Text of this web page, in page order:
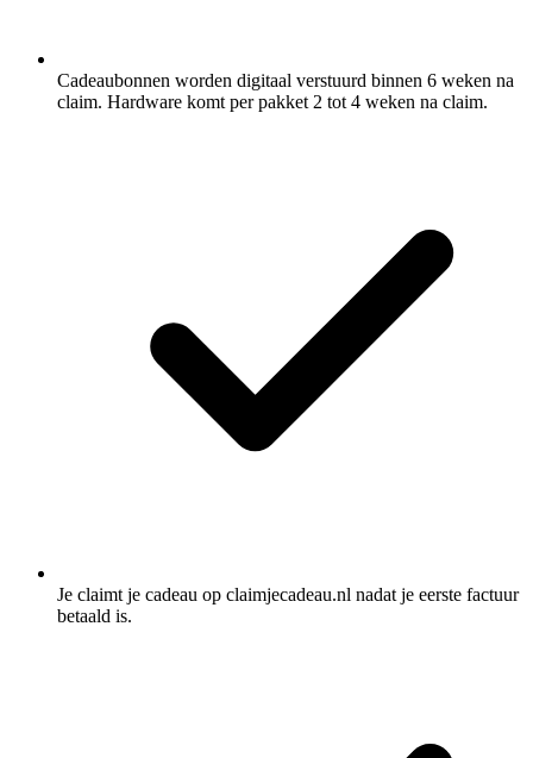
Cadeaubonnen worden digitaal verstuurd binnen 6 weken na
claim. Hardware komt per pakket 2 tot 4 weken na claim.
Je claimt je cadeau op claimjecadeau.nl nadat je eerste factuur
betaald is.